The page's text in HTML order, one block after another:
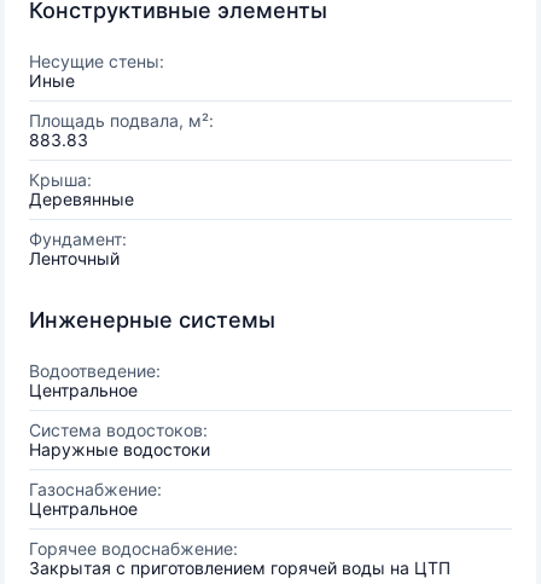
Конструктивные элементы
Несущие стены:
Иные
Площадь подвала, м²:
883.83
Крыша:
Деревянные
Фундамент:
Ленточный
Инженерные системы
Водоотведение:
Центральное
Система водостоков:
Наружные водостоки
Газоснабжение:
Центральное
Горячее водоснабжение:
Закрытая с приготовлением горячей воды на ЦТП